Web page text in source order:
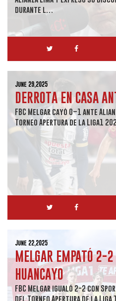
durante l…
June 29,2025
DERROTA EN CASA
FBC Melgar cayó 0–1 ante
Torneo Apertura de la Liga1
June 22,2025
MELGAR EMPATÓ 2-2
HUANCAYO
FBC Melgar igualó 2-2 con
del Torneo Apertura de la Liga